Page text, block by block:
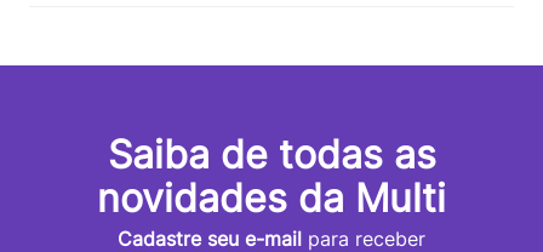
Saiba de todas as
novidades da Multi
Cadastre seu e-mail para receber